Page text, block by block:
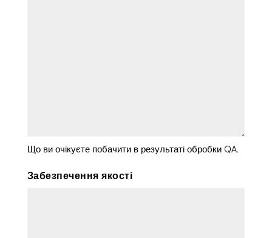
Що ви очікуєте побачити в результаті обробки QA.
Забезпечення якості